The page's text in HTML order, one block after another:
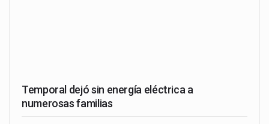
Temporal dejó sin energía eléctrica a
numerosas familias